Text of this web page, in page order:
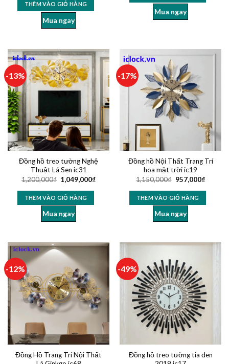
THÊM VÀO GIỎ HÀNG
Mua ngay
Mua ngay
-13%
Đồng hồ treo tường Nghệ
Thuật Lá Sen ic31
1,200,000₫ 1,049,000₫
THÊM VÀO GIỎ HÀNG
Mua ngay
-17%
Đồng hồ Nội Thất Trang Trí
hoa mặt trời ic19
1,150,000₫ 957,000₫
THÊM VÀO GIỎ HÀNG
Mua ngay
-12%
Đồng Hồ Trang Trí Nội Thất
-49%
Đồng hồ treo tường tia đen